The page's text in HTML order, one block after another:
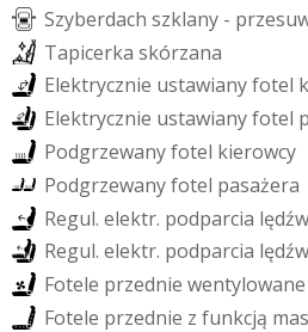
Szyberdach szklany - przesu
Tapicerka skórzana
Elektrycznie ustawianyfotel k
Elektrycznie ustawianyfotel p
Podgrzewanyfotel kierowcy
Podgrzewanyfotel pasażera
Regul. elektr. podparcia lędźw
Regul. elektr. podparcia lędźw
Fotele przednie wentylowane
Fotele przednie z funkcją mas